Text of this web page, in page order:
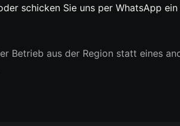
schicken Sie uns per WhatsApp
Betrieb aus der Region statt eines